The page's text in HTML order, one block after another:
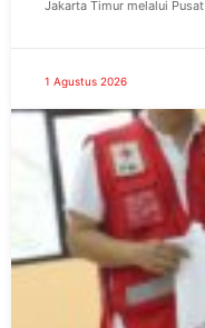
Jakarta Timur melalui Pusat
1 Agustus 2026